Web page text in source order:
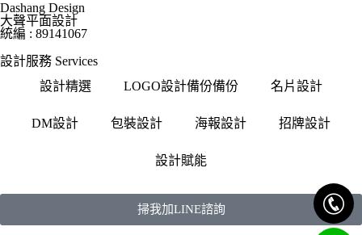
Dashang Design
大聲平面設計
統編 : 89141067
設計服務 Services
設計精選
LOGO設計備份備份 名片設計
DM設計 包裝設計 海報設計 招牌設計
設計賦能
掃我加LINE諮詢